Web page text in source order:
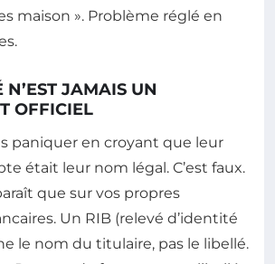
maison ». Problème réglé en
N’EST JAMAIS UN
OFFICIEL
paniquer en croyant que leur
était leur nom légal. C’est faux.
que sur vos propres
Un RIB (relevé d’identité
le nom du titulaire, pas le libellé.